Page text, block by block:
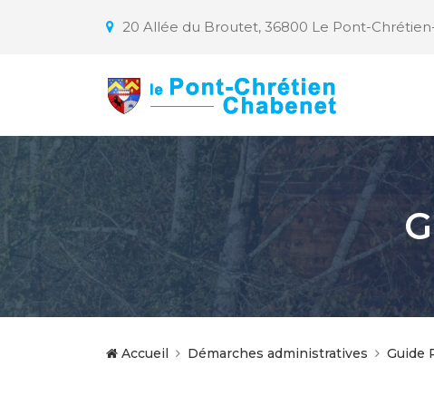
20 Allée du Broutet, 36800 Le Pont-
Accueil Démarches administratives Guide